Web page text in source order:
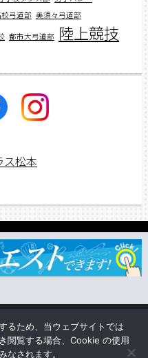
弓道部 美須々弓道部
都市大弓道部 陸上競技
ス松本
るため、当ウェブサイトでは
閲覧する場合、Cookie の使用
なされます。